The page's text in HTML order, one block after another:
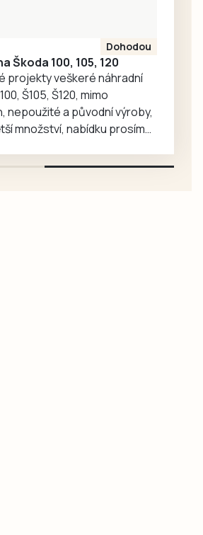
Dohodou
Škoda 100, 105, 120
projekty veškeré náhradní
Š105, Š120, mimo
nepoužité a původní výroby,
množství, nabídku prosím